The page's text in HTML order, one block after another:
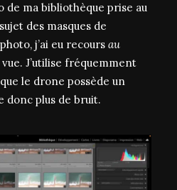
de ma bibliothèque prise au
des masques de
j’ai eu recours au
J’utilise fréquemment
le drone possède un
donc plus de bruit.